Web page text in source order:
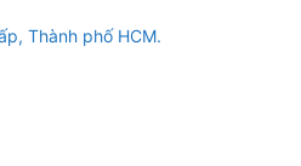
– ROM 32GB
Thành phố HCM.